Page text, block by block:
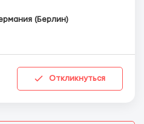
(Берлин)
Откликнуться